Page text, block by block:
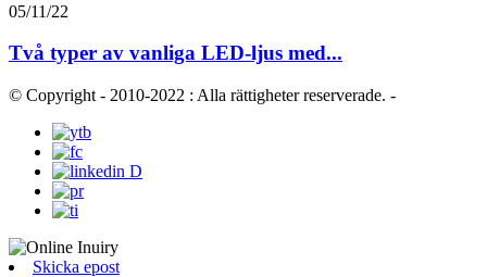
05/11/22
Två typer av vanliga LED-ljus med...
© Copyright - 2010-2022 : Alla rättigheter reserverade. -
Skicka epost